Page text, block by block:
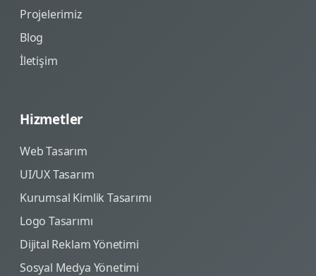
Projelerimiz
Blog
İletişim
Hizmetler
Web Tasarım
UI/UX Tasarım
Kurumsal Kimlik Tasarımı
Logo Tasarımı
Dijital Reklam Yönetimi
Sosyal Medya Yönetimi